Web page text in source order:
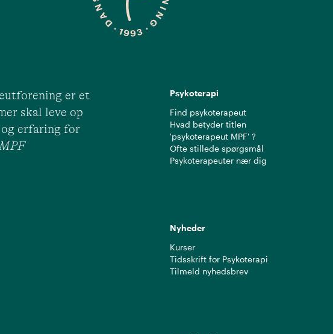
er et
skal leve op
erfaring for
Psykoterapi
Find psykoterapeut
Hvad betyder titlen
'psykoterapeut MPF' ?
Ofte stillede spørgsmål
Psykoterapeuter nær dig
Nyheder
Kurser
Tidsskrift for Psykoterapi
Tilmeld nyhedsbrev